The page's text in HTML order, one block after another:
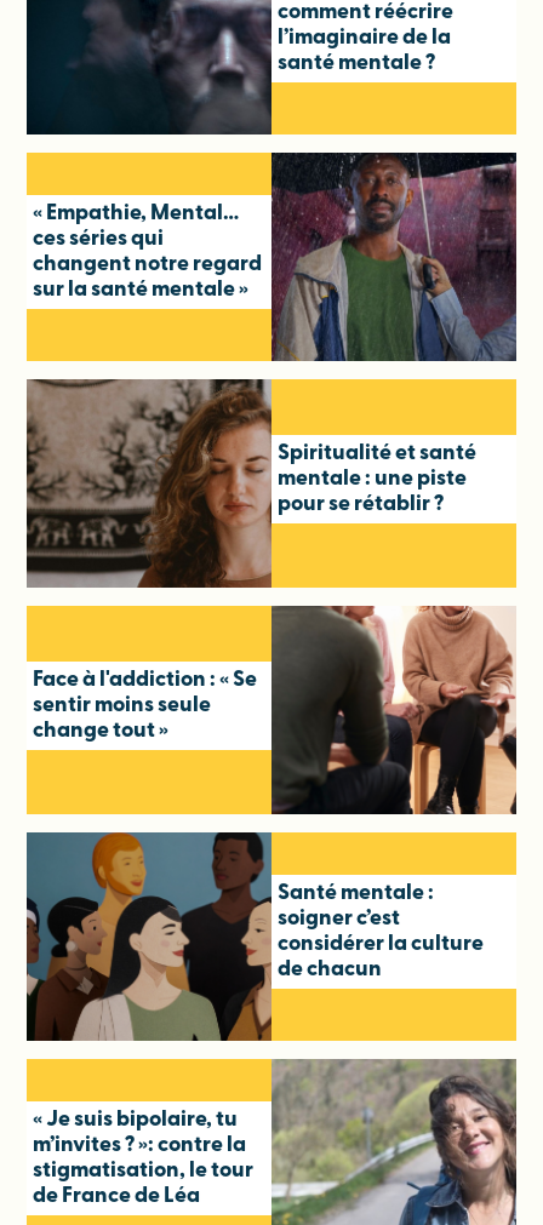
comment réécrire
l’imaginaire de la
santé mentale ?
« Empathie, Mental…
ces séries qui
changent notre regard
sur la santé mentale »
Spiritualité et santé
mentale : une piste
pour se rétablir ?
Face à l'addiction : « Se
sentir moins seule
change tout »
Santé mentale :
soigner c’est
considérer la culture
de chacun
« Je suis bipolaire, tu
m’invites ? »: contre la
stigmatisation, le tour
de France de Léa